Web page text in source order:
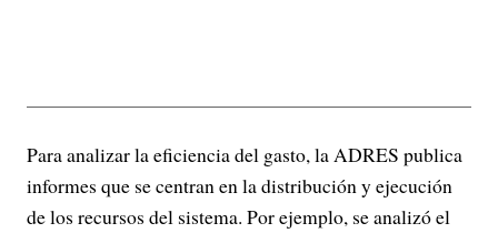
Para analizar la eficiencia del gasto, la ADRES publica
informes que se centran en la distribución y ejecución
de los recursos del sistema. Por ejemplo, se analizó el